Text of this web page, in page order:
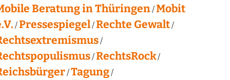
Beratung in Thüringen Mobit
Pressespiegel Rechte Gewalt
RechtsRock
Tagung